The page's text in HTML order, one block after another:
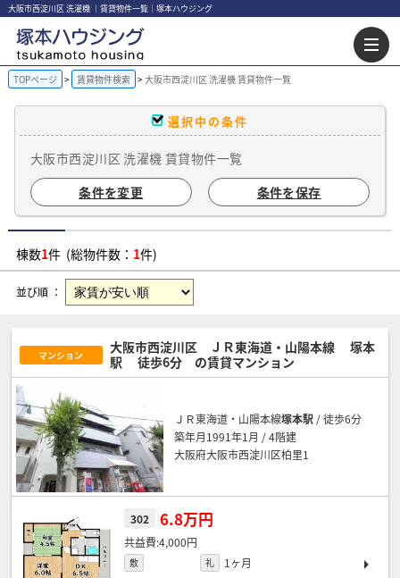
大阪市西淀川区 洗濯機 ｜賃貸物件一覧｜塚本ハウジング
TOPページ 賃貸物件検索 大阪市西淀川区 洗濯機 賃貸物件一覧
選択中の条件
大阪市西淀川区 洗濯機 賃貸物件一覧
条件を変更
条件を保存
棟数1件 (総物件数： 1件)
並び順 ：
マンション 大阪市西淀川区 ＪＲ東海道・山陽本線
塚本
駅
徒歩6分 の賃貸マンション
ＪＲ東海道・山陽本線塚本駅 / 徒歩6分
築年月1991年1月 / 4階建
大阪府大阪市西淀川区柏里1
302 6.8万円
4,000円
敷 礼
1ヶ月